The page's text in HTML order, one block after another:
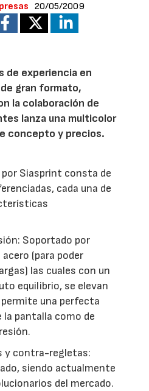
20/05/2009
de experiencia en
gran formato,
la colaboración de
lanza una multicolor
concepto y precios.
por Siasprint consta de
cada una de
Soportado por
(para poder
las cuales con un
equilibrio, se elevan
una perfecta
pantalla como de
y contra-regletas:
siendo actualmente
del mercado.